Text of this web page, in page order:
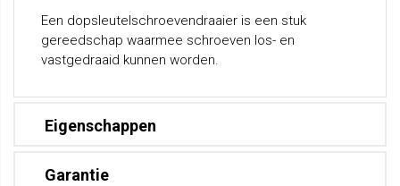
Een dopsleutelschroevendraaier is een stuk
gereedschap waarmee schroeven los- en
vastgedraaid kunnen worden.
Eigenschappen
Garantie